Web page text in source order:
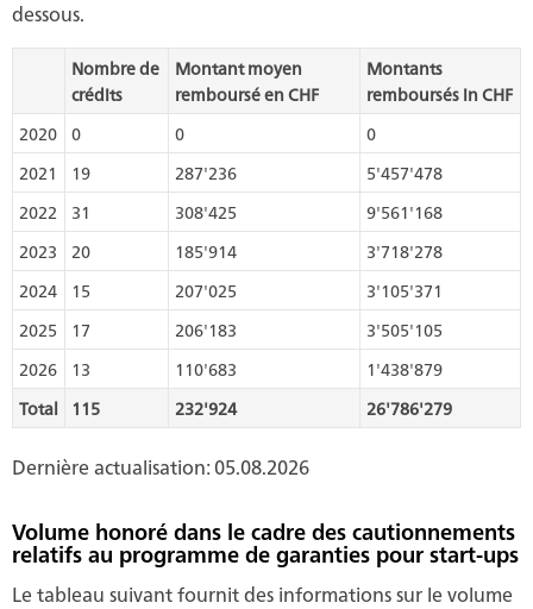
dessous.
Nombre de
crédits
Montant moyen
remboursé en CHF
Montants
remboursés in CHF
2020
0 0
0
2021
19 287'236
5'457'478
2022
31 308'425
9'561'168
2023
20 185'914
3'718'278
2024
15 207'025
3'105'371
2025
17 206'183
3'505'105
2026
13 110'683
1'438'879
Total
115 232'924 26'786'279
Dernière actualisation: 05.08.2026
Volume honoré dans le cadre des cautionnements
relatifs au programme de garanties pour start-ups
Le tableau suivant fournit des informations sur le volume